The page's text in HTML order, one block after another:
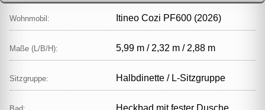
Wohnmobil: Itineo Cozi PF600 (2026)
Maße (L/B/H): 5,99 m / 2,32 m / 2,88 m
Sitzgruppe: Halbdinette / L‑Sitzgruppe
Heckbad mit fester Dusche